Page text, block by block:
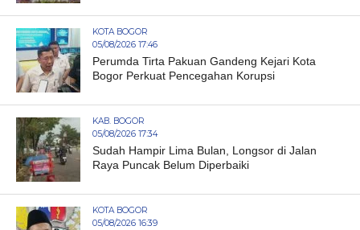
KOTA BOGOR
05/08/2026 17:46
Perumda Tirta Pakuan Gandeng Kejari Kota
Bogor Perkuat Pencegahan Korupsi
KAB. BOGOR
05/08/2026 17:34
Sudah Hampir Lima Bulan, Longsor di Jalan
Raya Puncak Belum Diperbaiki
KOTA BOGOR
05/08/2026 16:39